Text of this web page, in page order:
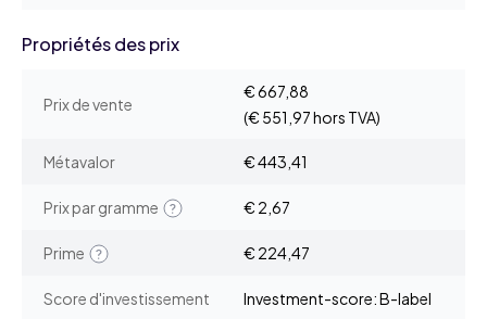
Propriétés des prix
Prix de vente
€ 667,88
(€ 551,97 hors TVA)
Métavalor € 443,41
Prix par gramme € 2,67
Prime € 224,47
Score d'investissement Investment-score: B-label